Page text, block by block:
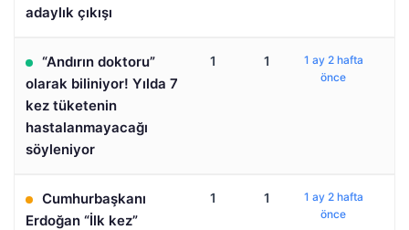
adaylık çıkışı
“Andırın doktoru”
olarak biliniyor! Yılda 7
kez tüketenin
hastalanmayacağı
söyleniyor
1 1
1 ay 2 hafta
önce
Cumhurbaşkanı
Erdoğan “İlk kez”
1 1
1 ay 2 hafta
önce